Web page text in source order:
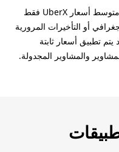
*أسعار المشاوير النموذجية للركاب هي متوسط أسعار UberX فقط
أو التأخيرات المرورية
تطبيق أسعار ثابتة
والمشاوير المجدولة.